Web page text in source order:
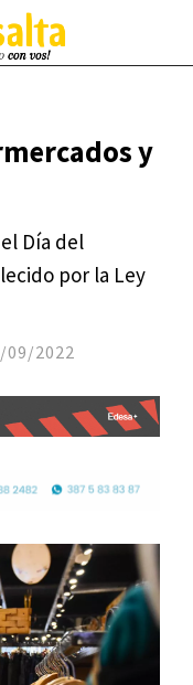
y
Día del
por la Ley
09/2022